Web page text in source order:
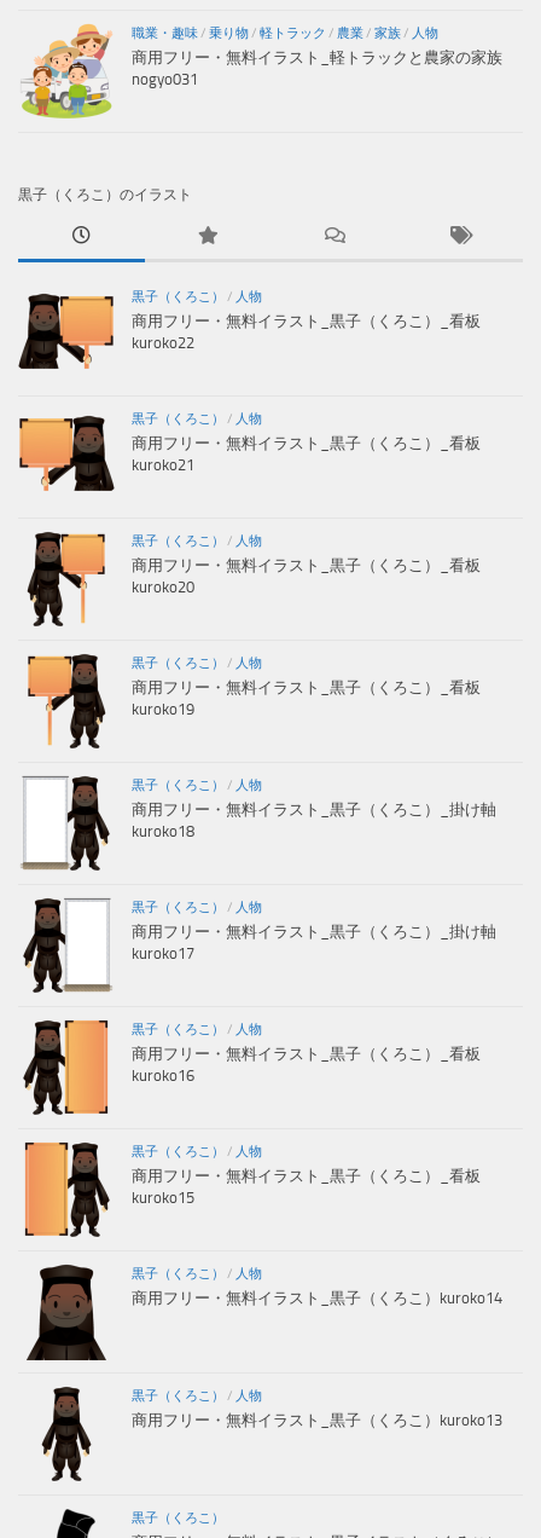
職業・趣味 / 乗り物 / 軽トラック / 農業 / 家族 / 人物
商用フリー・無料イラスト_軽トラックと農家の家族
nogyo031
黒子（くろこ）のイラスト
黒子（くろこ） / 人物
商用フリー・無料イラスト_黒子（くろこ）_看板
kuroko22
黒子（くろこ） / 人物
商用フリー・無料イラスト_黒子（くろこ）_看板
kuroko21
黒子（くろこ） / 人物
商用フリー・無料イラスト_黒子（くろこ）_看板
kuroko20
黒子（くろこ） / 人物
商用フリー・無料イラスト_黒子（くろこ）_看板
kuroko19
黒子（くろこ） / 人物
商用フリー・無料イラスト_黒子（くろこ）_掛け軸
kuroko18
黒子（くろこ） / 人物
商用フリー・無料イラスト_黒子（くろこ）_掛け軸
kuroko17
黒子（くろこ） / 人物
商用フリー・無料イラスト_黒子（くろこ）_看板
kuroko16
黒子（くろこ） / 人物
商用フリー・無料イラスト_黒子（くろこ）_看板
kuroko15
黒子（くろこ） / 人物
商用フリー・無料イラスト_黒子（くろこ）kuroko14
黒子（くろこ） / 人物
商用フリー・無料イラスト_黒子（くろこ）kuroko13
黒子（くろこ）